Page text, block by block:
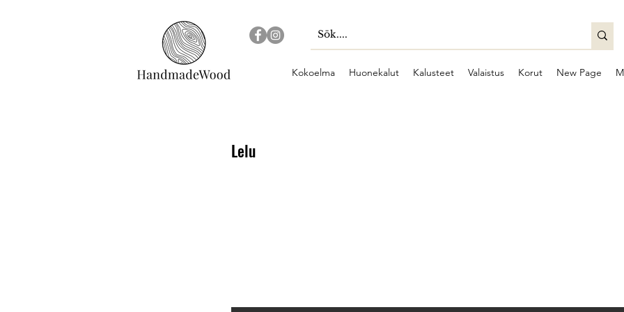
Kokoelma Huonekalut Kalusteet Valaistus Korut New Page
Lelu